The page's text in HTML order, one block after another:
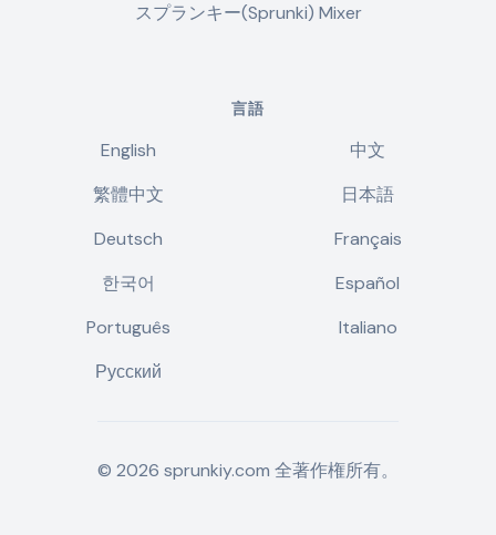
スプランキー(Sprunki) Mixer
言語
English
中文
繁體中文
日本語
Deutsch
Français
한국어
Español
Português
Italiano
Русский
© 2026 sprunkiy.com 全著作権所有。